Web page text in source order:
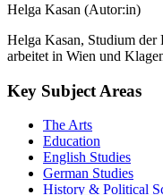
Helga Kasan (Autor:in)
Helga Kasan, Studium der
arbeitet in Wien und
Key Subject Areas
The Arts
Education
English Studies
German Studies
History & Political